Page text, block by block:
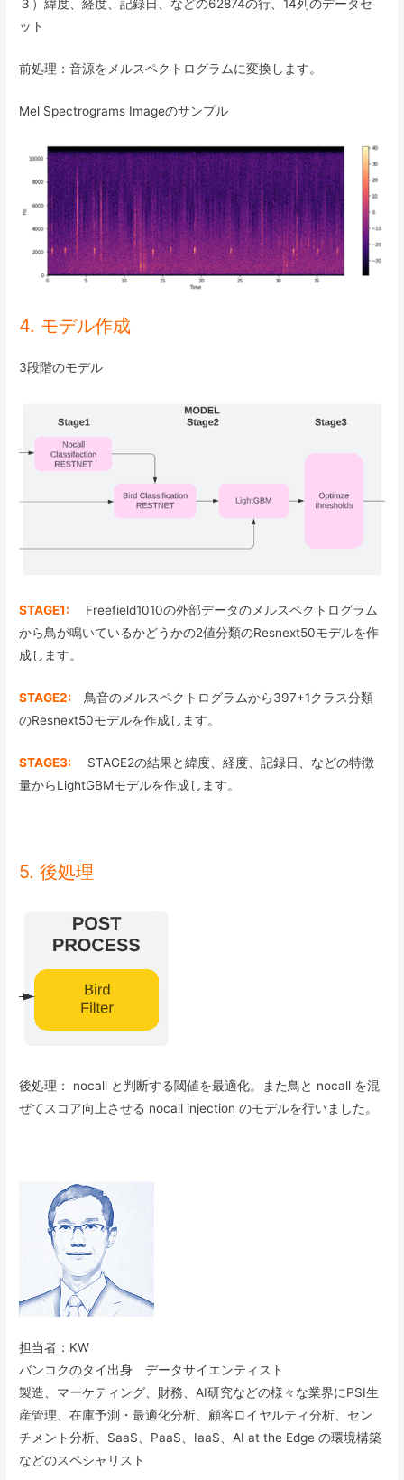
３）緯度、経度、記録日、などの62874の行、14列のデータセ
ット
前処理：音源をメルスペクトログラムに変換します。
Mel Spectrograms Imageのサンプル
4. モデル作成
3段階のモデル
STAGE1:
Freefield1010の外部データのメルスペクトログラム
から鳥が鳴いているかどうかの2値分類のResnext50モデルを作
成します。
STAGE2: 鳥音のメルスペクトログラムから397+1クラス分類
のResnext50モデルを作成します。
STAGE3: STAGE2の結果と緯度、経度、記録日、などの特徴
量からLightGBMモデルを作成します。
5. 後処理
後処理： nocall と判断する閾値を最適化。また鳥と nocall を混
ぜてスコア向上させる nocall injection のモデルを行いました。
担当者：KW
バンコクのタイ出身 データサイエンティスト
製造、マーケティング、財務、AI研究などの様々な業界にPSI生
産管理、在庫予測・最適化分析、顧客ロイヤルティ分析、セン
チメント分析、SaaS、PaaS、IaaS、AI at the Edge の環境構築
などのスペシャリスト